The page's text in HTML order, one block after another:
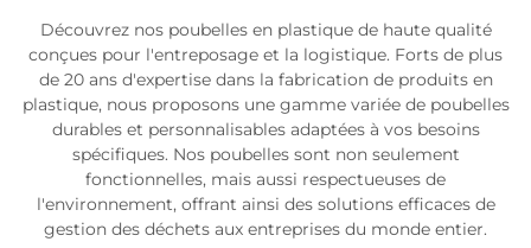
Découvrez nos poubelles en plastique de haute qualité
conçues pour l'entreposage et la logistique. Forts de plus
de 20 ans d'expertise dans la fabrication de produits en
plastique, nous proposons une gamme variée de poubelles
durables et personnalisables adaptées à vos besoins
spécifiques. Nos poubelles sont non seulement
fonctionnelles, mais aussi respectueuses de
l'environnement, offrant ainsi des solutions efficaces de
gestion des déchets aux entreprises du monde entier.